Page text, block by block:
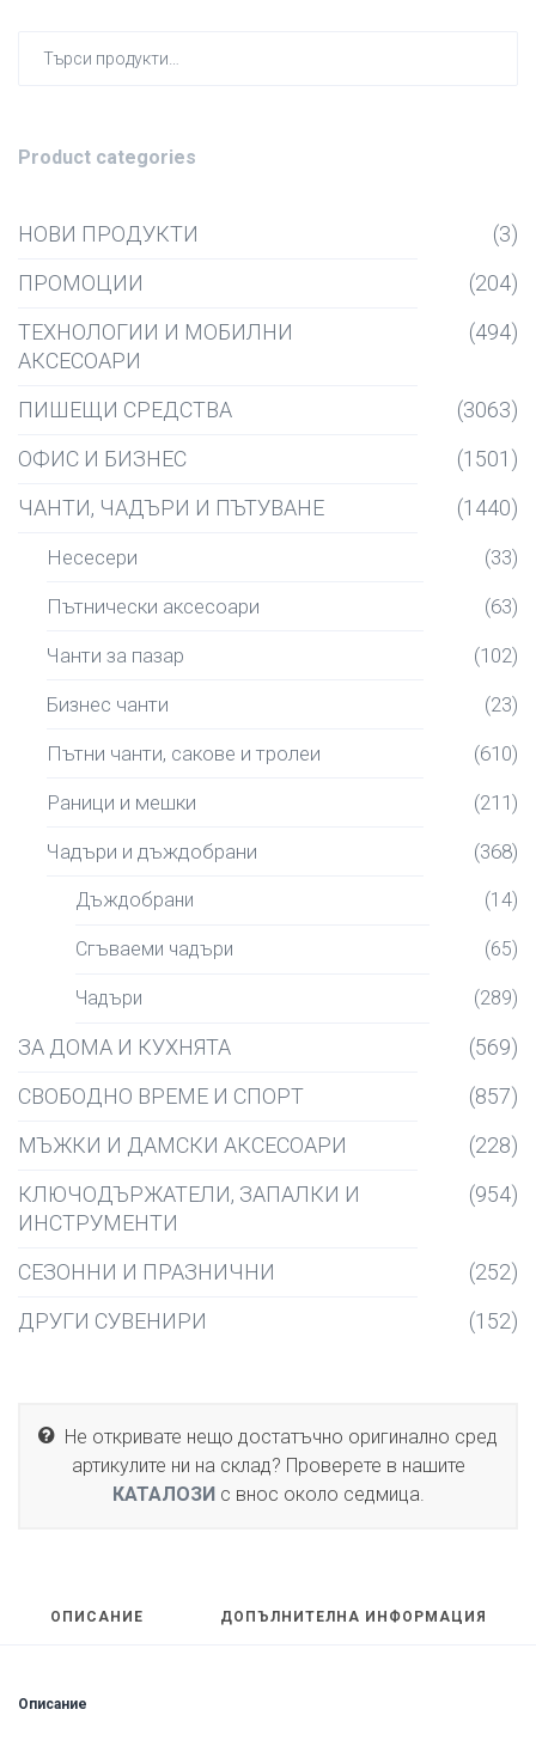
Product categories
НОВИ ПРОДУКТИ
(3)
ПРОМОЦИИ
(204)
ТЕХНОЛОГИИ И МОБИЛНИ
АКСЕСОАРИ
(494)
ПИШЕЩИ СРЕДСТВА
(3063)
ОФИС И БИЗНЕС
(1501)
ЧАНТИ, ЧАДЪРИ И ПЪТУВАНЕ
(1440)
Несесери (33)
Пътнически аксесоари (63)
Чанти за пазар (102)
Бизнес чанти (23)
Пътни чанти, сакове и тролеи (610)
Раници и мешки (211)
Чадъри и дъждобрани (368)
Дъждобрани (14)
Сгъваеми чадъри (65)
Чадъри (289)
ЗА ДОМА И КУХНЯТА
(569)
СВОБОДНО ВРЕМЕ И СПОРТ
(857)
МЪЖКИ И ДАМСКИ АКСЕСОАРИ
(228)
КЛЮЧОДЪРЖАТЕЛИ, ЗАПАЛКИ И
ИНСТРУМЕНТИ
(954)
СЕЗОННИ И ПРАЗНИЧНИ
(252)
ДРУГИ СУВЕНИРИ
(152)
Не откривате нещо достатъчно оригинално сред
артикулите ни на склад? Проверете в нашите
КАТАЛОЗИс внос около седмица.
ОПИСАНИЕ ДОПЪЛНИТЕЛНА ИНФОРМАЦИЯ
Описание